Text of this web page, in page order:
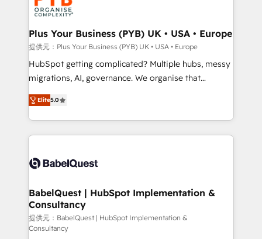
drive results.
professional services, financial services and
industrial sectors. Offices in Johannesburg, Cape
Town, Dubai & London. 500+ HubSpot CRM
implementations delivered. AI visibility coverage
across ChatGPT, Claude, Perplexity, Gemini and
Google AI Overviews. HubSpot Impact Award -
Innovation HubSpot Impact Award - Platform
Migration Excellence HubSpot Impact Award -
accreditations with HubSpot.
Plus Your Business (PYB) UK • USA • Europe
提供元：Plus Your Business (PYB) UK • USA • Europe
HubSpot getting complicated? Multiple hubs, messy
migrations, AI, governance. We organise that
complexity, so your team can put HubSpot to work...
Welcome to our Profile! We help with: • CRM
implementation, reports, workflows, and team
training • CRM migration from Salesforce, Pipedrive,
custom API integrations • AI governance for
Boutique 'Elite' team of 12 • 150+ clients across Sales
Hub, Marketing Hub, Service Hub, Data Hub and
CMS • ISO/IEC 27001:2022, ISO 9001:2015, and ISO
42001:2023 certified - the AI management standard •
Elite5.0
BabelQuest | HubSpot Implementation &
Consultancy
提供元：BabelQuest | HubSpot Implementation &
Consultancy